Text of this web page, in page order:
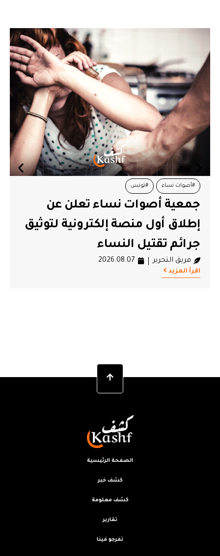
تعلن عن
لتوثيق
قيس سعيّد لم
حكمه منذ 7 سنوات
فريق التحرير
الصفحة الرئيسية
كشف خبر
كشف معلومة
تقارير
تفرجو فينا